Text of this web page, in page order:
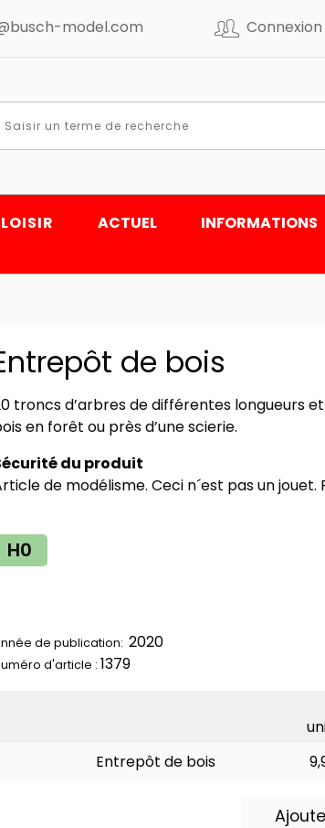
model.com Connexion
ACTUEL INFORMATIONS
de bois
troncs d’arbres de différentes longueurs
en forêt ou près d’une scierie.
du produit
de modélisme. Ceci n´est pas un
H0
de publication: 2020
d'article : 1379
Entrepôt de bois